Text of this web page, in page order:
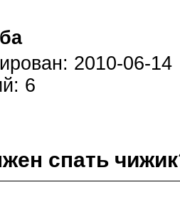
2010-06-14
6
спать